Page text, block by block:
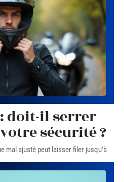
doit-il serrer
sécurité ?
mal ajusté peut laisser filer jusqu'à